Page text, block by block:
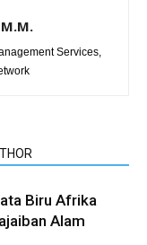
Services,
Biru Afrika
Alam